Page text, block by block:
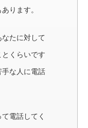
ります。
たに対して
くらいです
な人に電話
電話してく